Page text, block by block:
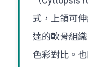
式，上頜可
達的軟骨組
色彩對比。